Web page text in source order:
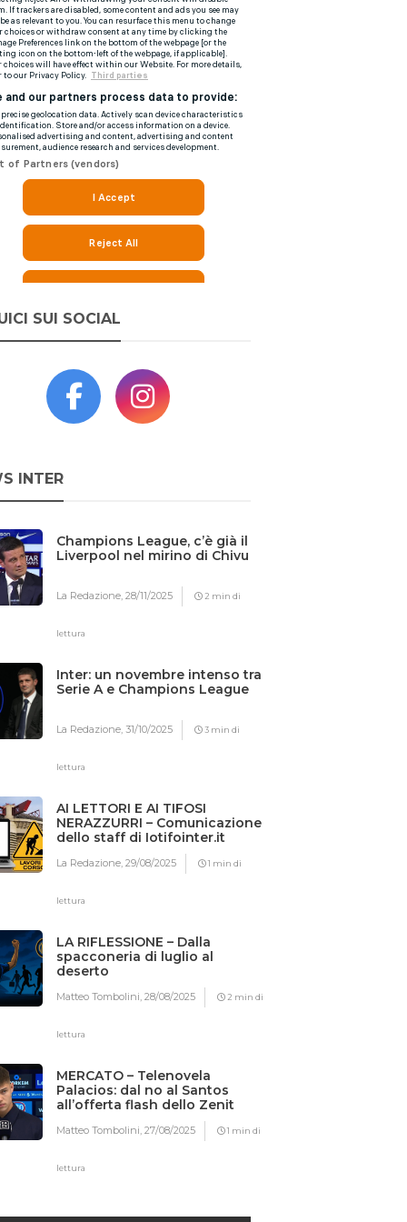
SUI SOCIAL
INTER
Champions League, c’è già il
Liverpool nel mirino di Chivu
La Redazione,28/11/2025 2 min di
lettura
Inter: un novembre intenso tra
Serie A e Champions League
La Redazione,31/10/2025 3 min di
lettura
AI LETTORI E AI TIFOSI
NERAZZURRI – Comunicazione
dello staff di Iotifointer.it
La Redazione,29/08/2025 1 min di
lettura
LA RIFLESSIONE – Dalla
spacconeria di luglio al
deserto
Matteo Tombolini,28/08/2025 2 min di
lettura
MERCATO – Telenovela
Palacios: dal no al Santos
all’offerta flash dello Zenit
Matteo Tombolini,27/08/2025 1 min di
lettura